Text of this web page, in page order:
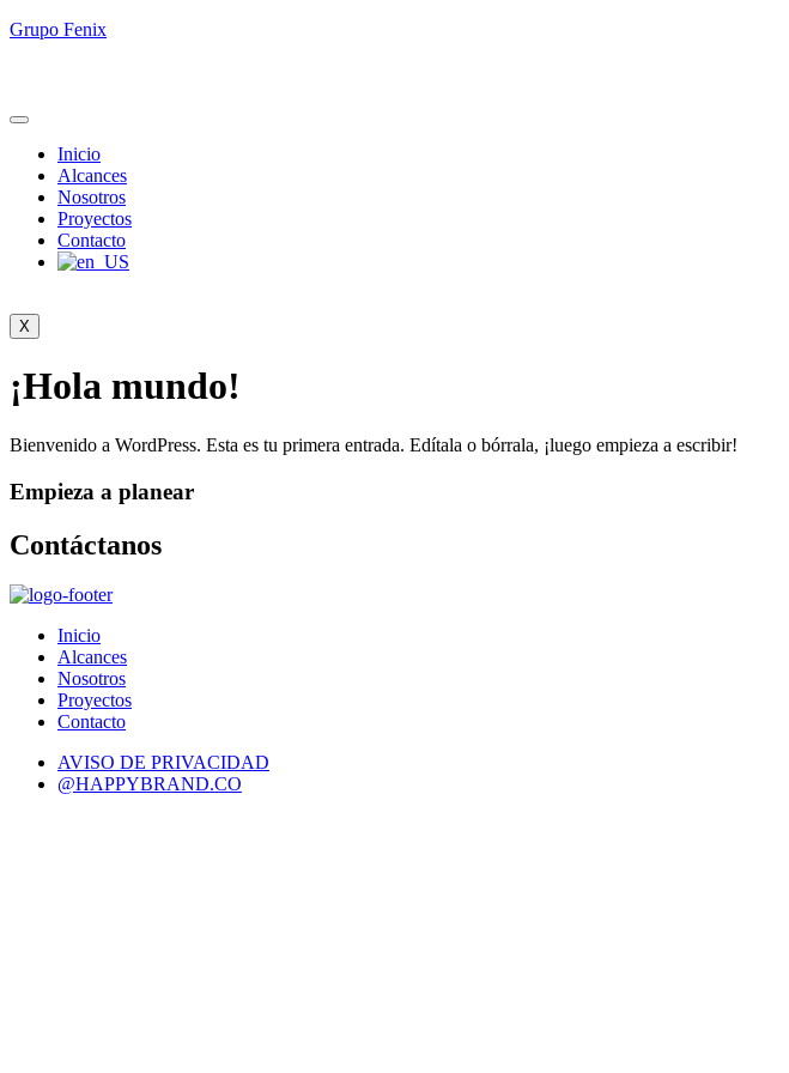
Grupo Fenix
Inicio
Alcances
Nosotros
Proyectos
Contacto
X
¡Hola mundo!
Bienvenido a WordPress. Esta es tu primera entrada. Edítala o bórrala, ¡luego empieza a escribir!
Empieza a planear
Contáctanos
Inicio
Alcances
Nosotros
Proyectos
Contacto
AVISO DE PRIVACIDAD
@HAPPYBRAND.CO